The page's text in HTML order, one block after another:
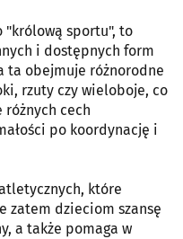
"królową sportu", to
i dostępnych form
ta obejmuje różnorodne
rzuty czy wieloboje, co
cech
po koordynację i
które
zatem dzieciom szansę
a także pomaga w